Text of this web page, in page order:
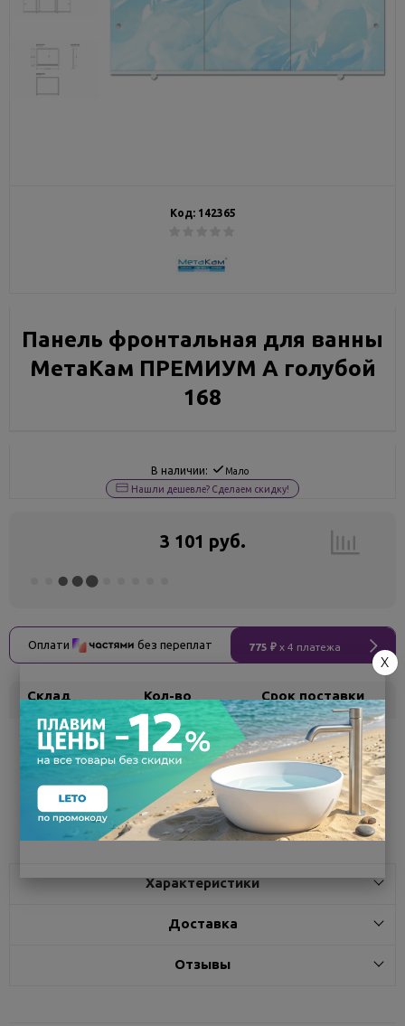
Код: 142365
Панель фронтальная для ванны
МетаКам ПРЕМИУМ А голубой
168
В наличии: Мало
Нашли дешевле? Сделаем скидку!
3 101 руб.
Оплати без переплат 775 ₽ x 4 платежа
Склад Кол-во Срок поставки
Белгород 1
Самовывоз
сегодня
Поделиться
Характеристики
Доставка
Отзывы
X